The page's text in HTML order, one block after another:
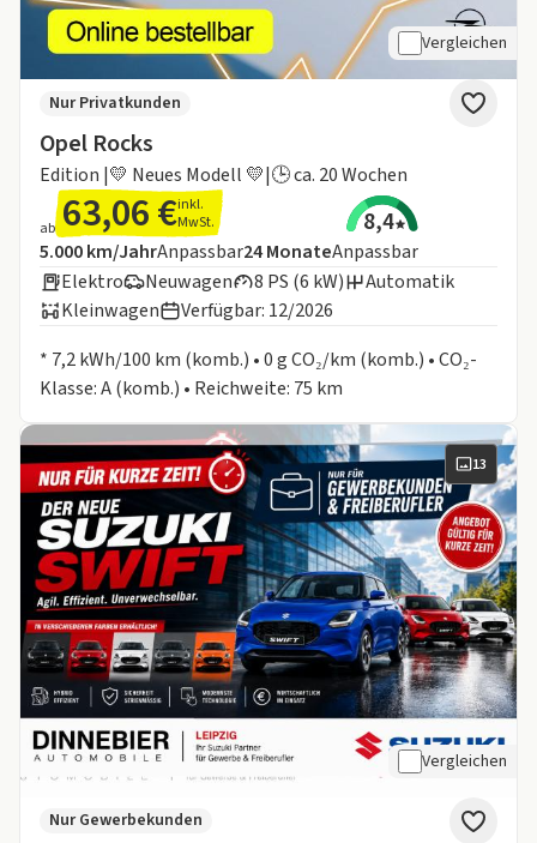
Vergleichen
Opel Rocks
Edition |💛 Neues Modell 💛|🕒 ca. 20 Wochen
Nur Privatkunden
ab 63,06 €inkl.
MwSt.
8,4
Angebotsdetails:
Inklusive Laufleistung
5.000 km/JahrAnpassbarLaufzeit
24MonateAnpassbar
Elektro
Neuwagen 8 PS (6 kW)
Automatik
Kleinwagen
Verfügbar: 12/2026
* 7,2 kWh/100 km (komb.) • 0 g CO₂/km (komb.) • CO₂-
Klasse: A (komb.) • Reichweite: 75 km
13
Vergleichen
Nur Gewerbekunden